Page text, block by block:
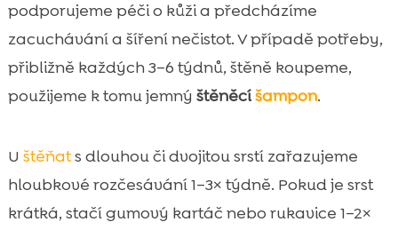
podporujeme péči o kůži a předcházíme
zacuchávání a šíření nečistot. V případě potřeby,
přibližně každých 3–6 týdnů, štěně koupeme,
použijeme k tomu jemný štěněcíšampon.
U štěňats dlouhou či dvojitou srstí zařazujeme
hloubkové rozčesávání 1–3× týdně. Pokud je srst
krátká, stačí gumový kartáč nebo rukavice 1–2×